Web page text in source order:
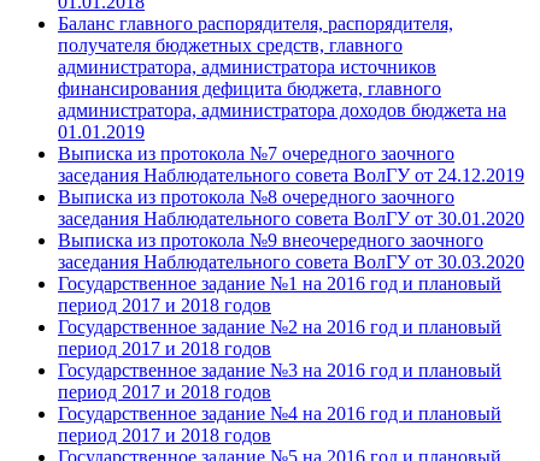
Баланс главного распорядителя, распорядителя,
получателя бюджетных средств, главного
администратора, администратора источников
финансирования дефицита бюджета, главного
администратора, администратора доходов бюджета на
01.01.2019
Выписка из протокола №7 очередного заочного
заседания Наблюдательного совета ВолГУ от 24.12.2019
Выписка из протокола №8 очередного заочного
заседания Наблюдательного совета ВолГУ от 30.01.2020
Выписка из протокола №9 внеочередного заочного
заседания Наблюдательного совета ВолГУ от 30.03.2020
Государственное задание №1 на 2016 год и плановый
период 2017 и 2018 годов
Государственное задание №2 на 2016 год и плановый
период 2017 и 2018 годов
Государственное задание №3 на 2016 год и плановый
период 2017 и 2018 годов
Государственное задание №4 на 2016 год и плановый
период 2017 и 2018 годов
Государственное задание №5 на 2016 год и плановый